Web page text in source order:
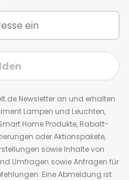
Newsletter an und erhalten
Lampen und Leuchten,
Home Produkte, Rabatt-
oder Aktionspakete,
sowie Inhalte von
Umfragen sowie Anfragen für
Eine Abmeldung ist